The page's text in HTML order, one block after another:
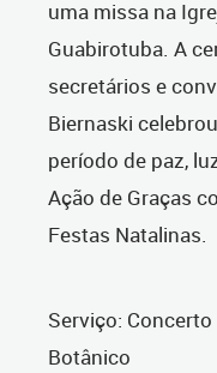
uma missa na
Guabirotuba. A
secretários e
Biernaski
período de paz,
Ação de Graças
Festas Natalinas.
Serviço:
Botânico